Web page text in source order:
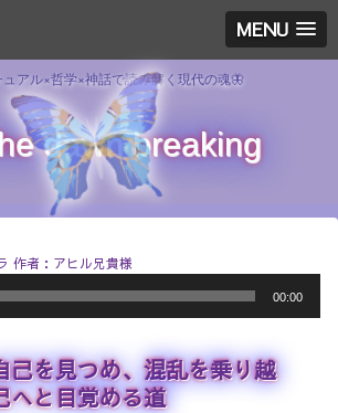
MENU
アル×哲学×神話で読み解く現代の魂🦋
dawn breaking
作者：アヒル兄貴様
00:00
己を見つめ、混乱を乗り越
へと目覚める道